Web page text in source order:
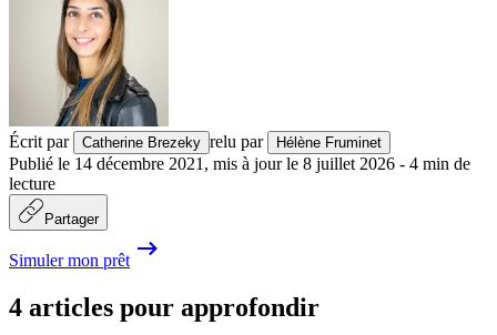
Écrit par Catherine Brezeky relu par Hélène Fruminet
Publié le 14 décembre 2021 , mis à jour le 8 juillet 2026 - 4 min de
lecture
Partager
Simuler mon prêt
4 articles pour approfondir